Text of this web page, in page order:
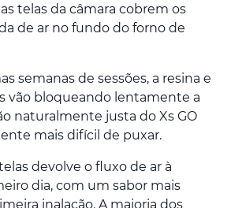
telas da câmara cobrem os
de ar no fundo do forno de
semanas de sessões, a resina e
vão bloqueando lentamente a
naturalmente justa do Xs GO
mais difícil de puxar.
devolve o fluxo de ar à
dia, com um sabor mais
inalação. A maioria dos